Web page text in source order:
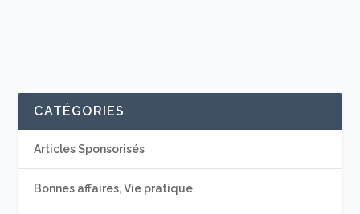
CATÉGORIES
Articles Sponsorisés
Bonnes affaires, Vie pratique